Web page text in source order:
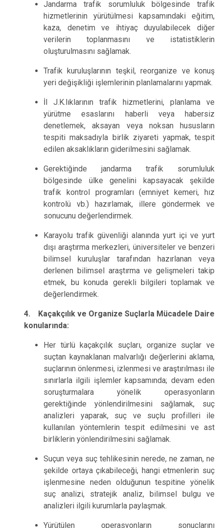
Jandarma trafik sorumluluk bölgesinde trafik
hizmetlerinin yürütülmesi kapsamındaki eğitim,
kaza, denetim ve ihtiyaç duyulabilecek diğer
verilerin toplanmasını ve istatistiklerin
oluşturulmasını sağlamak.
Trafik kuruluşlarının teşkil, reorganize ve konuş
yeri değişikliği işlemlerinin planlamalarını yapmak.
İl J.K.lıklarının trafik hizmetlerini, planlama ve
yürütme esaslarını haberli veya habersiz
denetlemek, aksayan veya noksan hususların
tespiti maksadıyla birlik ziyareti yapmak, tespit
edilen aksaklıkların giderilmesini sağlamak.
Gerektiğinde jandarma trafik sorumluluk
bölgesinde ülke genelini kapsayacak şekilde
trafik kontrol programları (emniyet kemeri, hız
kontrolü vb.) hazırlamak, illere göndermek ve
sonucunu değerlendirmek.
Karayolu trafik güvenliği alanında yurt içi ve yurt
dışı araştırma merkezleri, üniversiteler ve benzeri
bilimsel kuruluşlar tarafından hazırlanan veya
derlenen bilimsel araştırma ve gelişmeleri takip
etmek, bu konuda gerekli bilgileri toplamak ve
değerlendirmek.
4. Kaçakçılık ve Organize Suçlarla Mücadele Daire
konularında:
Her türlü kaçakçılık suçları, organize suçlar ve
suçtan kaynaklanan malvarlığı değerlerini aklama,
suçlarının önlenmesi, izlenmesi ve araştırılması ile
sınırlarla ilgili işlemler kapsamında; devam eden
soruşturmalara yönelik operasyonların
gerektiğinde yönlendirilmesini sağlamak, suç
analizleri yaparak, suç ve suçlu profilleri ile
kullanılan yöntemlerin tespit edilmesini ve ast
birliklerin yönlendirilmesini sağlamak.
Suçun veya suç tehlikesinin nerede, ne zaman, ne
şekilde ortaya çıkabileceği, hangi etmenlerin suç
işlenmesine neden olduğunun tespitine yönelik
suç analizi, stratejik analiz, bilimsel bulgu ve
analizleri ilgili kurumlarla paylaşmak.
Yürütülen operasyonların sonuçlarını